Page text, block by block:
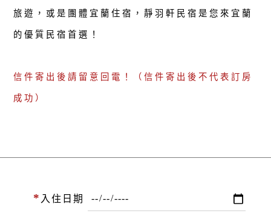
旅遊，或是團體宜蘭住宿，靜羽軒民宿是您來宜蘭
的優質民宿首選！
信件寄出後請留意回電！（信件寄出後不代表訂房
成功）
* 入住日期